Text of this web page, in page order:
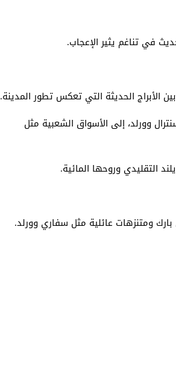
في تناغم يثير الإعجاب.
الأبراج الحديثة التي تعكس تطور المدينة.
وورلد، إلى الأسواق الشعبية مثل
التقليدي وروحها المائية.
ومتنزهات عائلية مثل سفاري وورلد.